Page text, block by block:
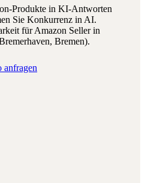
Produkte in KI-Antworten
Sie Konkurrenz in AI.
fürAmazon Sellerin
, Bremen).
anfragen